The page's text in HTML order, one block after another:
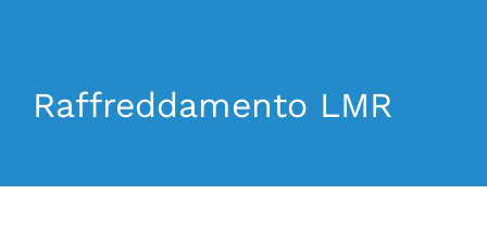
Raffreddamento LMR